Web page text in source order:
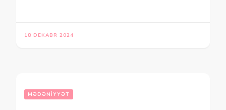
18 DEKABR 2024
MƏDƏNIYYƏT